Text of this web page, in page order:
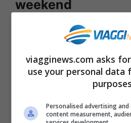
weekend
Lo studio della Deutsche
per un weekendha
elementi: due notti in
hotel 5 stelle, due pasti
un pub, due cene in un
viagginews.com asks
use your personal
Personalised advertising
content measurement,